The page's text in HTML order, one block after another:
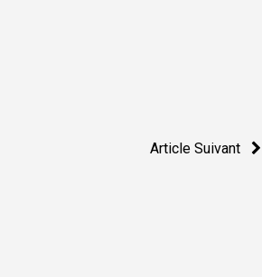
Article Suivant